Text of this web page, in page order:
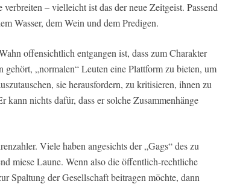
– vielleicht ist das der neue Zeitgeist. Passend
Wasser, dem Wein und dem Predigen.
offensichtlich entgangen ist, dass zum Charakter
„normalen“ Leuten eine Plattform zu bieten, um
sie herausfordern, zu kritisieren, ihnen zu
kann nichts dafür, dass er solche Zusammenhänge
Viele haben angesichts der „Gags“ des zu
miese Laune. Wenn also die öffentlich-rechtliche
Spaltung der Gesellschaft beitragen möchte, dann